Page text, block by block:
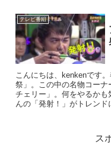
テレビ番組
こんにちは、kenkenです
祭」。この中の名物コー
チェリー」。何をやるかも
んの「発射！」がトレン
ス